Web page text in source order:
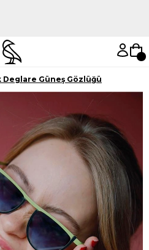
Deglare Güneş Gözlüğü